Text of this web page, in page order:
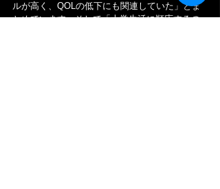
ルが高く、QOLの低下にも関連していた」とま
とめています。そして「大学生活に順応するの